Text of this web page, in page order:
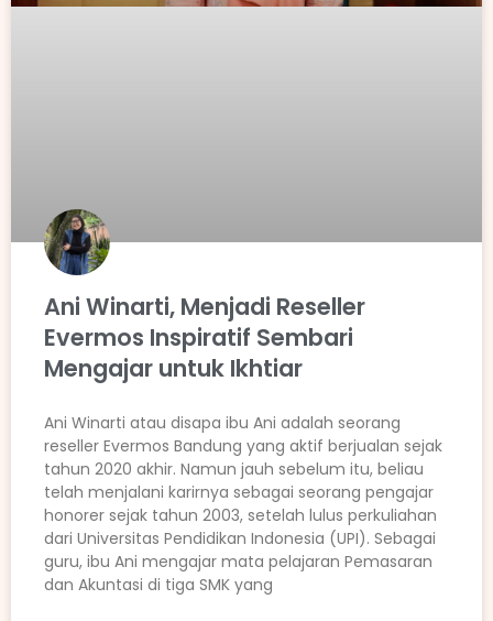
Ani Winarti, Menjadi Reseller
Evermos Inspiratif Sembari
Mengajar untuk Ikhtiar
Ani Winarti atau disapa ibu Ani adalah seorang
reseller Evermos Bandung yang aktif berjualan sejak
tahun 2020 akhir. Namun jauh sebelum itu, beliau
telah menjalani karirnya sebagai seorang pengajar
honorer sejak tahun 2003, setelah lulus perkuliahan
dari Universitas Pendidikan Indonesia (UPI). Sebagai
guru, ibu Ani mengajar mata pelajaran Pemasaran
dan Akuntasi di tiga SMK yang